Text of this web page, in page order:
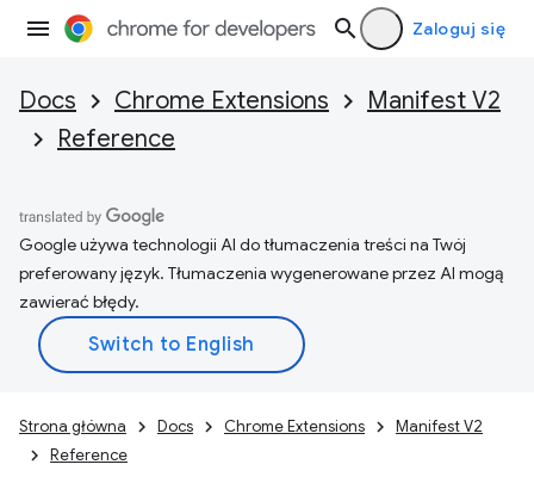
Zaloguj się
Docs Chrome Extensions
Manifest V2
Reference
Google używa technologii AI do tłumaczenia treści na Twój
preferowany język. Tłumaczenia wygenerowane przez AI mogą
zawierać błędy.
Strona główna Docs Chrome Extensions
Manifest V2
Reference